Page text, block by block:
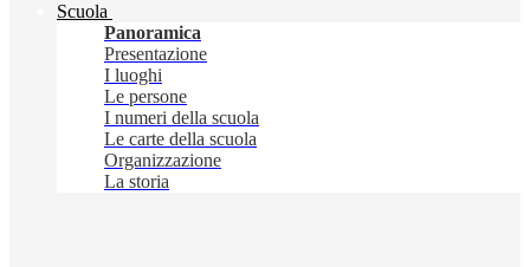
Scuola
Panoramica
Presentazione
I luoghi
Le persone
I numeri della scuola
Le carte della scuola
Organizzazione
La storia